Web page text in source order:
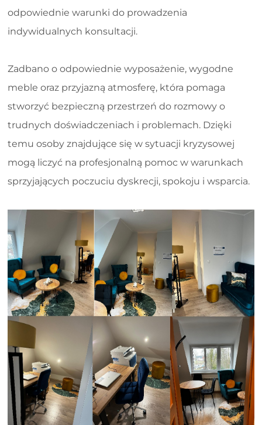
odpowiednie warunki do prowadzenia
indywidualnych konsultacji.
Zadbano o odpowiednie wyposażenie, wygodne
meble oraz przyjazną atmosferę, która pomaga
stworzyć bezpieczną przestrzeń do rozmowy o
trudnych doświadczeniach i problemach. Dzięki
temu osoby znajdujące się w sytuacji kryzysowej
mogą liczyć na profesjonalną pomoc w warunkach
sprzyjających poczuciu dyskrecji, spokoju i wsparcia.